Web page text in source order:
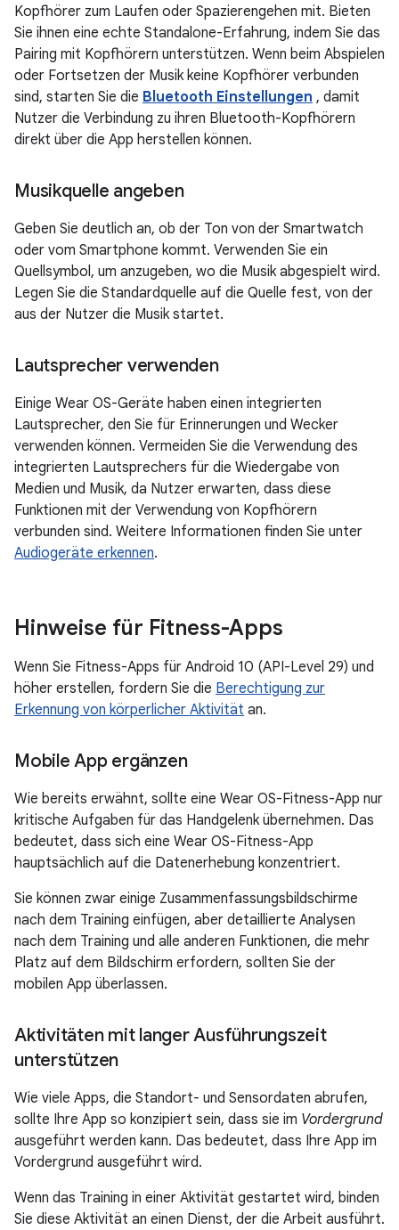
Kopfhörer zum Laufen oder Spazierengehen mit. Bieten
Sie ihnen eine echte Standalone-Erfahrung, indem Sie das
Pairing mit Kopfhörern unterstützen. Wenn beim Abspielen
oder Fortsetzen der Musik keine Kopfhörer verbunden
sind, starten Sie die Bluetooth Einstellungen , damit
Nutzer die Verbindung zu ihren Bluetooth-Kopfhörern
direkt über die App herstellen können.
Musikquelle angeben
Geben Sie deutlich an, ob der Ton von der Smartwatch
oder vom Smartphone kommt. Verwenden Sie ein
Quellsymbol, um anzugeben, wo die Musik abgespielt wird.
Legen Sie die Standardquelle auf die Quelle fest, von der
aus der Nutzer die Musik startet.
Lautsprecher verwenden
Einige Wear OS-Geräte haben einen integrierten
Lautsprecher, den Sie für Erinnerungen und Wecker
verwenden können. Vermeiden Sie die Verwendung des
integrierten Lautsprechers für die Wiedergabe von
Medien und Musik, da Nutzer erwarten, dass diese
Funktionen mit der Verwendung von Kopfhörern
verbunden sind. Weitere Informationen finden Sie unter
Audiogeräte erkennen.
Hinweise für Fitness-Apps
Wenn Sie Fitness-Apps für Android 10 (API-Level 29) und
höher erstellen, fordern Sie die Berechtigung zur
Erkennung von körperlicher Aktivität an.
Mobile App ergänzen
Wie bereits erwähnt, sollte eine Wear OS-Fitness-App nur
kritische Aufgaben für das Handgelenk übernehmen. Das
bedeutet, dass sich eine Wear OS-Fitness-App
hauptsächlich auf die Datenerhebung konzentriert.
Sie können zwar einige Zusammenfassungsbildschirme
nach dem Training einfügen, aber detaillierte Analysen
nach dem Training und alle anderen Funktionen, die mehr
Platz auf dem Bildschirm erfordern, sollten Sie der
mobilen App überlassen.
Aktivitäten mit langer Ausführungszeit
unterstützen
Wie viele Apps, die Standort- und Sensordaten abrufen,
sollte Ihre App so konzipiert sein, dass sie im Vordergrund
ausgeführt werden kann. Das bedeutet, dass Ihre App im
Vordergrund ausgeführt wird.
Wenn das Training in einer Aktivität gestartet wird, binden
Sie diese Aktivität an einen Dienst, der die Arbeit ausführt.